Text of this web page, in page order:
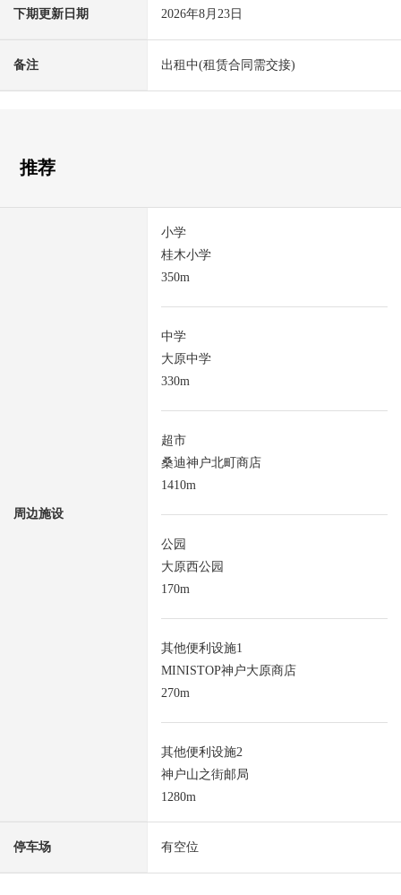
下期更新日期 2026年8月23日
备注 出租中(租赁合同需交接)
推荐
周边施设
小学
桂木小学
350m
中学
大原中学
330m
超市
桑迪神户北町商店
1410m
公园
大原西公园
170m
其他便利设施1
MINISTOP神户大原商店
270m
其他便利设施2
神户山之街邮局
1280m
停车场 有空位